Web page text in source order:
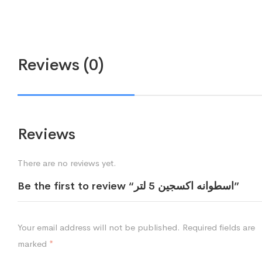
Reviews (0)
Reviews
There are no reviews yet.
Be the first to review “اسطوانه اكسجين 5 لتر”
Your email address will not be published. Required fields are
marked *